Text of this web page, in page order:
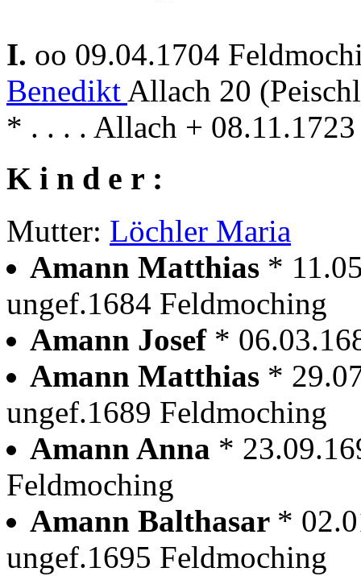
I. oo 09.04.1704
Benedikt Allach 20
* . . . . Allach +
K i n d e r :
Mutter: Löchler Maria
Amann Matthias *
ungef.1684 Feldmoching
Amann Josef *
Amann Matthias *
ungef.1689 Feldmoching
Amann Anna *
Feldmoching
Amann Balthasar *
ungef.1695 Feldmoching